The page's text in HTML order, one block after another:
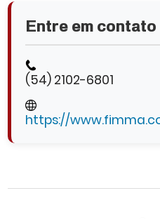
Entre em contato
(54) 2102-6801
https://